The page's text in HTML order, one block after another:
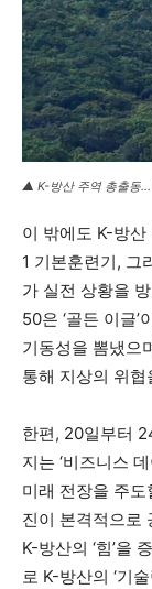
▲ K-방산 주역 총출동…
이 밖에도 K-방
1 기본훈련기, 그
가 실전 상황을
50은 ‘골든 이글
기동성을 뽐냈으
통해 지상의 위
한편, 20일부터
지는 ‘비즈니스
미래 전장을 주
진이 본격적으로
K-방산의 ‘힘’을
로 K-방산의 ‘기